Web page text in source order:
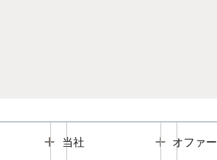
Toggle
当社 Toggle
オファー